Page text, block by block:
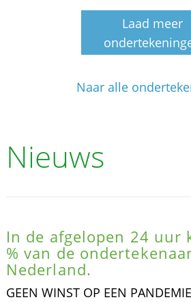
Laad meer
Naar alle
Nieuws
In de afgelopen 24 uur
% van de
Nederland.
GEEN WINST OP EEN PANDEMIE